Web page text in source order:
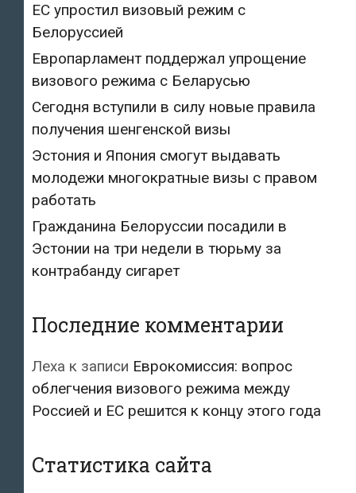
ЕС упростил визовый режим с
Белоруссией
Европарламент поддержал упрощение
визового режима с Беларусью
Сегодня вступили в силу новые правила
получения шенгенской визы
Эстония и Япония смогут выдавать
молодежи многократные визы с правом
работать
Гражданина Белоруссии посадили в
Эстонии на три недели в тюрьму за
контрабанду сигарет
Последние комментарии
Леха к записи Еврокомиссия: вопрос
облегчения визового режима между
Россией и ЕС решится к концу этого года
Статистика сайта